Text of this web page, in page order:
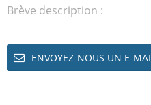
Brève description :
ENVOYEZ-NOUS UN E-